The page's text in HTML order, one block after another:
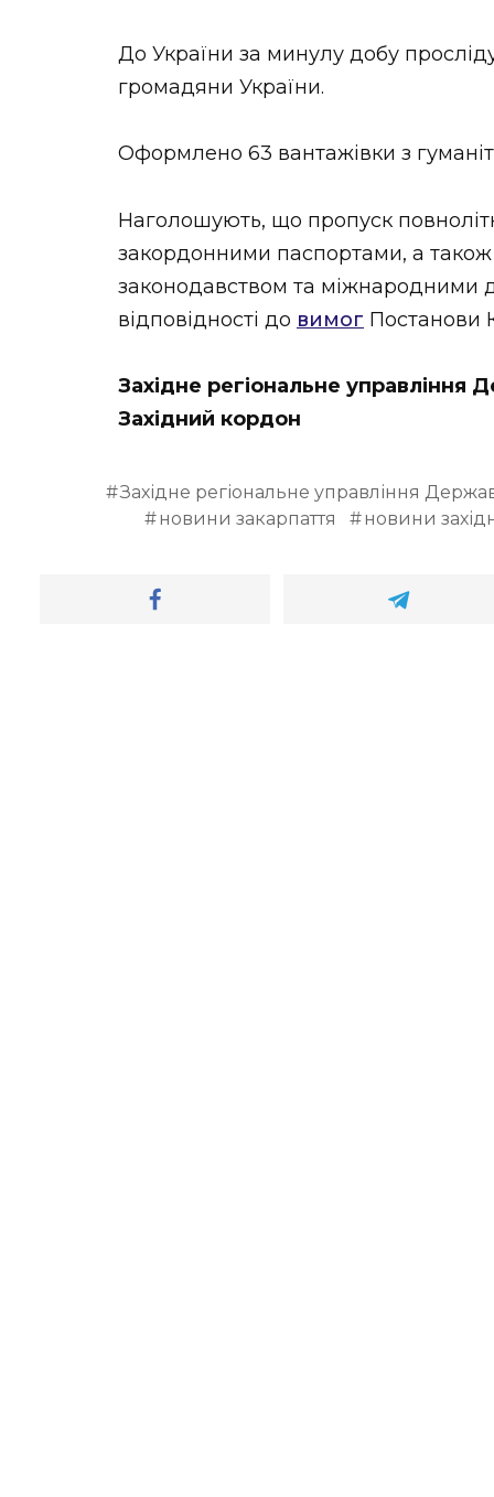
До України за минулу добу
громадяни України.
Оформлено 63 вантажівки з
Наголошують, що пропуск
закордонними паспортами, а
законодавством та міжнародними
відповідності до вимог Постанови
Західне регіональне
Західний кордон
Західне регіональне управління
новини закарпаття
новини